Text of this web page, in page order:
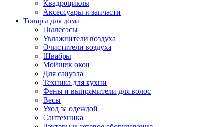
Квадроциклы
Аксессуары и запчасти
Товары для дома
Пылесосы
Увлажнители воздуха
Очистители воздуха
Швабры
Мойщик окон
Для санузла
Техника для кухни
Фены и выпрямители для волос
Весы
Уход за одеждой
Сантехника